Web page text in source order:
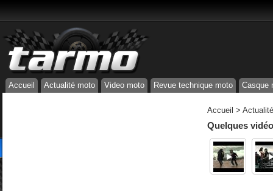
Accueil Actualité moto Video moto Revue technique moto Casque
Accueil >
Quelques